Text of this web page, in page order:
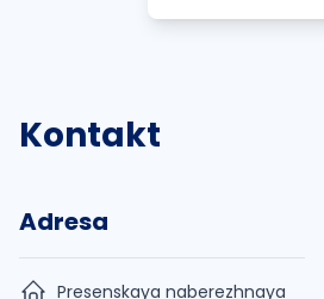
Kontakt
Adresa
Presenskaya naberezhnaya